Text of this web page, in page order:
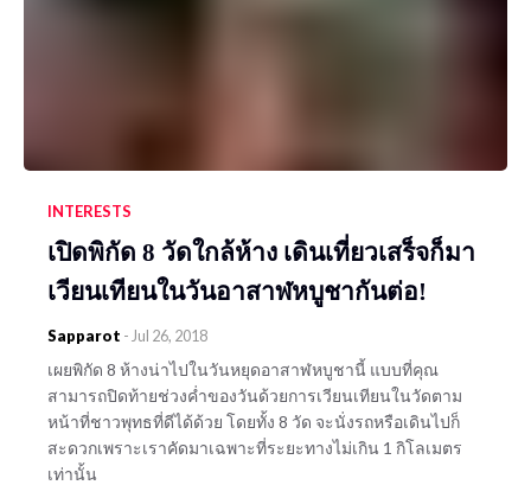
INTERESTS
เปิดพิกัด 8 วัดใกล้ห้าง เดินเที่ยวเสร็จก็มา
เวียนเทียนในวันอาสาฬหบูชากันต่อ!
Sapparot - Jul 26, 2018
เผยพิกัด 8 ห้างน่าไปในวันหยุดอาสาฬหบูชานี้ แบบที่คุณ
สามารถปิดท้ายช่วงค่ำของวันด้วยการเวียนเทียนในวัดตาม
หน้าที่ชาวพุทธที่ดีได้ด้วย โดยทั้ง 8 วัด จะนั่งรถหรือเดินไปก็
สะดวกเพราะเราคัดมาเฉพาะที่ระยะทางไม่เกิน 1 กิโลเมตร
เท่านั้น